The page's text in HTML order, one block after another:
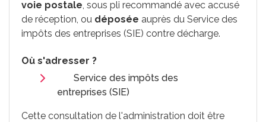
voie postale, sous pli recommandé avec accusé
de réception, ou déposée auprès du Service des
impôts des entreprises (SIE) contre décharge.
Où s'adresser ?
Service des impôts des
entreprises (SIE)
Cette consultation de l'administration doit être